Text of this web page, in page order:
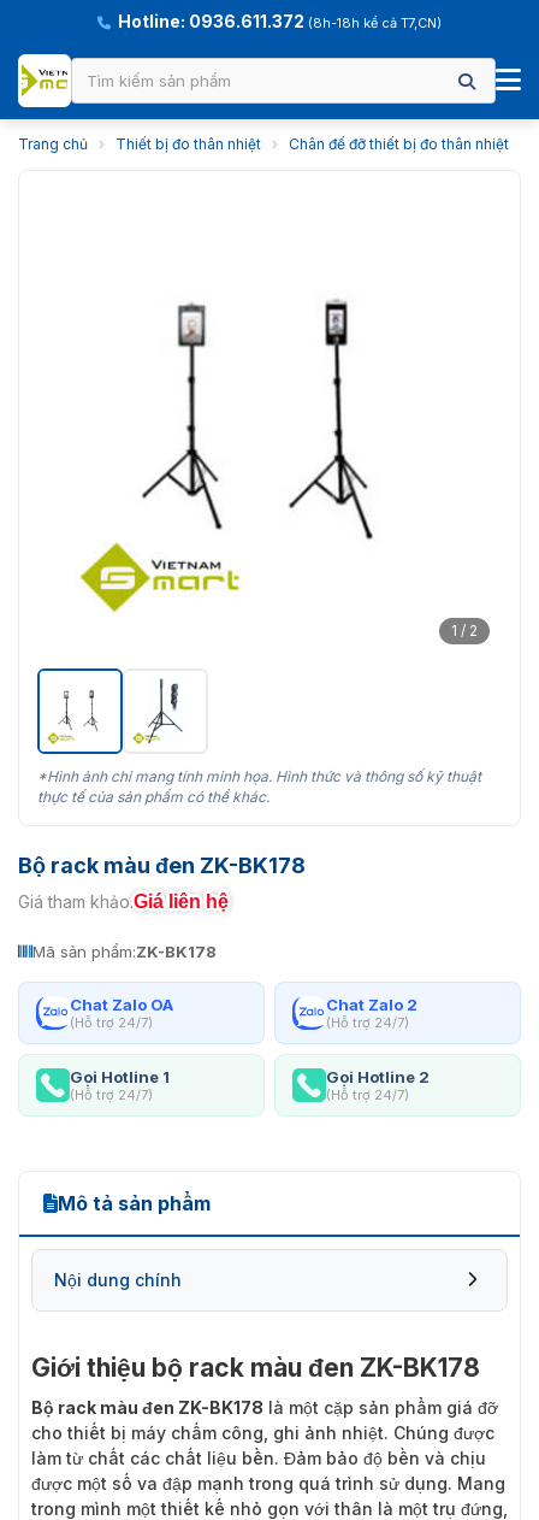
Hotline: 0936.611.372 (8h-18h kể cả T7,CN)
Trang chủ › Thiết bị đo thân nhiệt › Chân đế đỡ thiết bị đo thân nhiệt
1 / 2
*Hình ảnh chỉ mang tính minh họa. Hình thức và thông số kỹ thuật
thực tế của sản phẩm có thể khác.
Bộ rack màu đen ZK-BK178
Giá tham khảo:Giá liên hệ
Mã sản phẩm:ZK-BK178
Chat Zalo OA
(Hỗ trợ 24/7)
Chat Zalo 2
(Hỗ trợ 24/7)
Gọi Hotline 1
(Hỗ trợ 24/7)
Gọi Hotline 2
(Hỗ trợ 24/7)
Mô tả sản phẩm
Nội dung chính
Giới thiệu bộ rack màu đen ZK-BK178
Bộ rack màu đen ZK-BK178 là một cặp sản phẩm giá đỡ
cho thiết bị máy chấm công, ghi ảnh nhiệt. Chúng được
làm từ chất các chất liệu bền. Đảm bảo độ bền và chịu
được một số va đập mạnh trong quá trình sử dụng. Mang
trong mình một thiết kế nhỏ gọn với thân là một trụ đứng,